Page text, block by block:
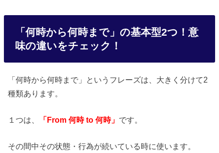
「何時から何時まで」の基本型2つ！意
味の違いをチェック！
「何時から何時まで」というフレーズは、大きく分けて2
種類あります。
１つは、 「From 何時 to 何時」 です。
その間中その状態・行為が続いている時に使います。